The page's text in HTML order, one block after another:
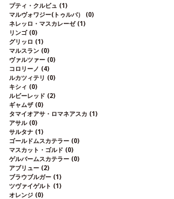
プティ・クルビュ (1)
マルヴォワジー(トゥルバ） (0)
ネレッロ・マスカレーゼ (1)
リンゴ (0)
グリッロ (1)
マルスラン (0)
ヴァルツァー (0)
コロリーノ (4)
ルカツィテリ (0)
キシィ (0)
ルビーレッド (2)
ギャムザ (0)
タマイオアサ・ロマネアスカ (1)
アサル (0)
サルタナ (1)
ゴールドムスカテラー (0)
マスカット・ゴルド (0)
ゲルバームスカテラー (0)
アブリュー (2)
ブラウブルガー (1)
ツヴァイゲルト (1)
オレンジ (0)